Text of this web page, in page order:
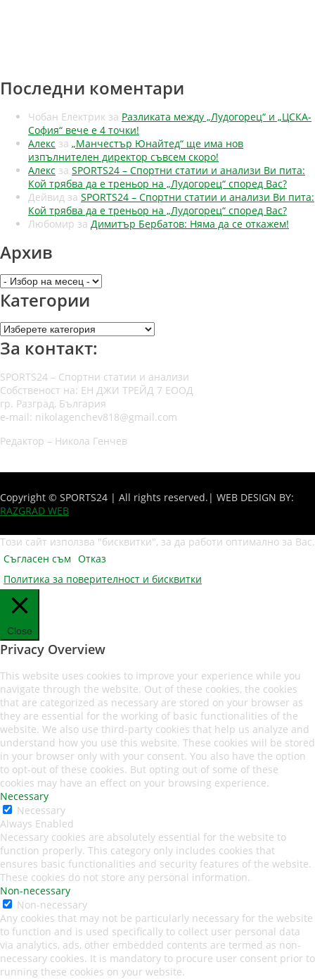
Последни коментари
Чобан Електрик за Разликата между „Лудогорец“ и „ЦСКА-
София“ вече е 4 точки!
Алекс за „Манчестър Юнайтед“ ще има нов
изпълнителен директор съвсем скоро!
Алекс за SPORTS24 – Спортни статии и анализи Ви пита:
Кой трябва да е треньор на „Лудогорец“ според Вас?
Дейвид за SPORTS24 – Спортни статии и анализи Ви пита:
Кой трябва да е треньор на „Лудогорец“ според Вас?
Любомир за Димитър Бербатов: Няма да се откажем!
Архив
Архив
Категории
Категории
За контакт:
SPORTS24 – Спортни статии и анализи
Собственост на: ЕН ДЖИ ТРЕЙД 7 ЕООД
гр. Разград, България
e-mail: nikolagenchev818@gmail.com
Редактор – Никола Генчев
Copyright © SPORTS24 | All rights reserved. | WEB DESIGN BY:
RAZGRAD WEB
Този сайт използва "бисквитки", за да работи оптимално за Вас.
Съгласен съм Отказ
Политика за поверителност и бисквитки
Close
Privacy Overview
This website uses cookies to improve your experience while you
navigate through the website. Out of these cookies, the cookies
that are categorized as necessary are stored on your browser as
they are essential for the working of basic functionalities of the
website. We also use third-party cookies that help us analyze and
understand how you use this website. These cookies will be stored
in your browser only with your consent. You also have the option
to opt-out of these cookies. But opting out of some of these
cookies may have an effect on your browsing experience.
Necessary
Necessary
Always Enabled
Necessary cookies are absolutely essential for the website to
function properly. This category only includes cookies that
ensures basic functionalities and security features of the website.
These cookies do not store any personal information.
Non-necessary
Non-necessary
Any cookies that may not be particularly necessary for the website
to function and is used specifically to collect user personal data
via analytics, ads, other embedded contents are termed as non-
necessary cookies. It is mandatory to procure user consent prior to
running these cookies on your website.